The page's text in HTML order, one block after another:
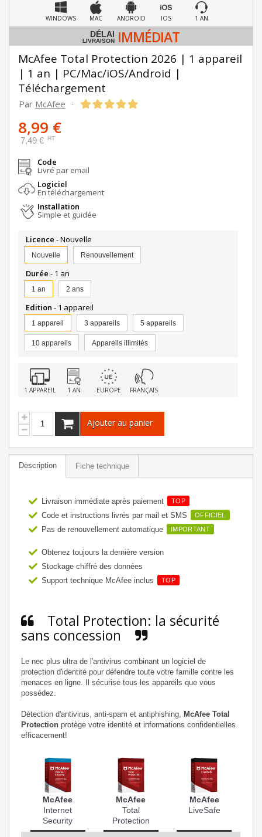
WINDOWS MAC ANDROID IOS 1 AN
DÉLAI
LIVRAISON IMMÉDIAT
McAfee Total Protection 2026 | 1 appareil
| 1 an | PC/Mac/iOS/Android |
Téléchargement
Par McAfee -
8,99 €
7,49 € HT
Code
Livré par email
Logiciel
En téléchargement
Installation
Simple et guidée
Licence - Nouvelle
Nouvelle Renouvellement
Durée - 1 an
1 an 2 ans
Edition - 1 appareil
1 appareil 3 appareils 5 appareils
10 appareils Appareils illimités
1 APPAREIL 1 AN EUROPE FRANÇAIS
Ajouter au panier
Description Fiche technique
Livraison immédiate après paiement TOP
Code et instructions livrés par mail et SMS OFFICIEL
Pas de renouvellement automatique IMPORTANT
Obtenez toujours la dernière version
Stockage chiffré des données
Support technique McAfee inclus
TOP
Total Protection: la sécurité
sans concession
Le nec plus ultra de l'antivirus combinant un logiciel de
protection d'identité pour défendre toute votre famille contre les
menaces en ligne. Il sécurise tous les appareils que vous
possédez.
Détection d'antivirus, anti-spam et antiphishing, McAfee Total
Protection protège votre identité et informations confidentielles
efficacement!
McAfee
Internet
Security
McAfee
Total
Protection
McAfee
LiveSafe